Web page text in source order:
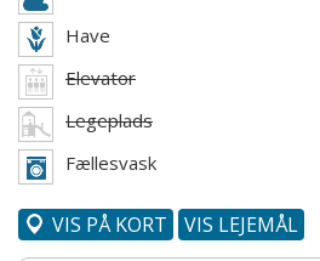
Have
Elevator
Legeplads
Fællesvask
VIS PÅ KORT VIS LEJEMÅL